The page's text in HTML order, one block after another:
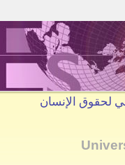
لحقوق الإنسان